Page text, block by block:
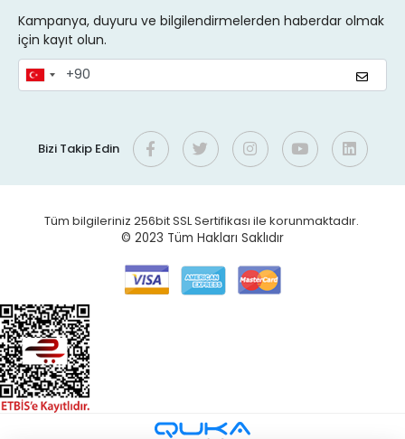
Kampanya, duyuru ve bilgilendirmelerden haberdar olmak
için kayıt olun.
Bizi Takip Edin
Tüm bilgileriniz 256bit SSL Sertifikası ile korunmaktadır.
© 2023 Tüm Hakları Saklıdır